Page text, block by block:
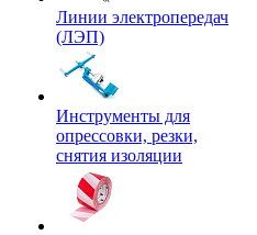
Линии электропередач
(ЛЭП)
Инструменты для
опрессовки, резки,
снятия изоляции